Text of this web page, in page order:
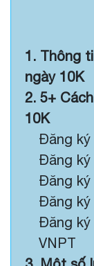
1. Thông
ngày 10K
2. 5+
10K
Đăng ký
Đăng ký
Đăng ký
Đăng ký
Đăng
VNPT